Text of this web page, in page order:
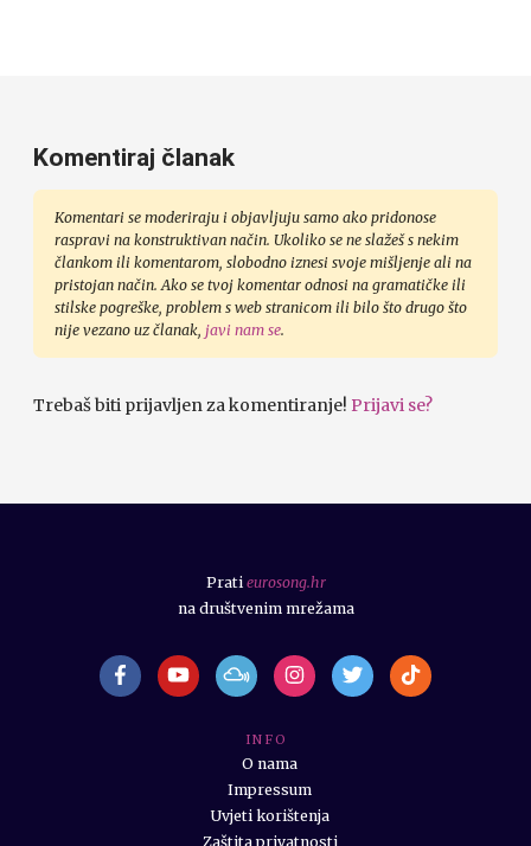
Komentiraj članak
Komentari se moderiraju i objavljuju samo ako pridonose
raspravi na konstruktivan način. Ukoliko se ne slažeš s nekim
člankom ili komentarom, slobodno iznesi svoje mišljenje ali na
pristojan način. Ako se tvoj komentar odnosi na gramatičke ili
stilske pogreške, problem s web stranicom ili bilo što drugo što
nije vezano uz članak, javi nam se.
Trebaš biti prijavljen za komentiranje! Prijavi se?
I N F O
O nama
Impressum
Uvjeti korištenja
Zaštita privatnosti
Prati eurosong.hr
na društvenim mrežama